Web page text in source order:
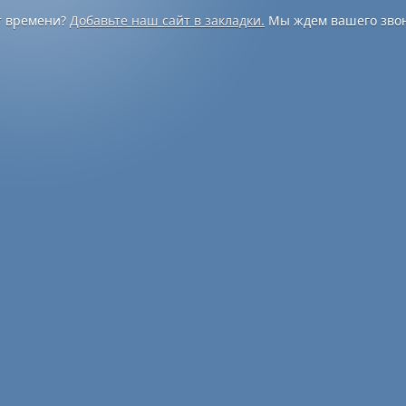
времени? Добавьте наш сайт в закладки. Мы ждем вашего